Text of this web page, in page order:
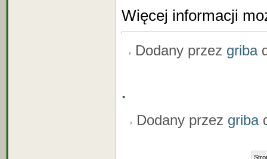
Więcej informacji
Dodany przez griba
.
Dodany przez griba